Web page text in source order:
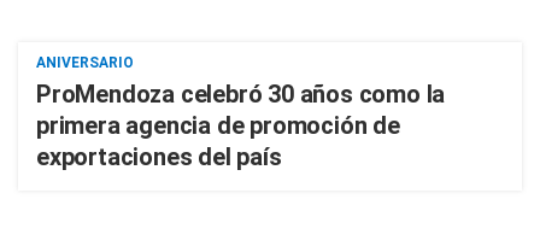
ANIVERSARIO
ProMendoza celebró 30 años como la
primera agencia de promoción de
exportaciones del país